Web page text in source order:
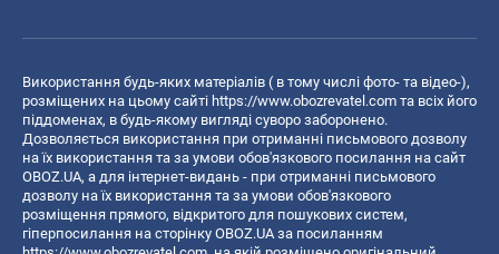
Використання будь-яких матеріалів ( в тому числі фото- та відео-),
розміщених на цьому сайті https://www.obozrevatel.com та всіх його
піддоменах, в будь-якому вигляді суворо заборонено.
Дозволяється використання при отриманні письмового дозволу
на їх використання та за умови обов'язкового посилання на сайт
OBOZ.UA, а для інтернет-видань - при отриманні письмового
дозволу на їх використання та за умови обов'язкового
розміщення прямого, відкритого для пошукових систем,
гіперпосилання на сторінку OBOZ.UA за посиланням